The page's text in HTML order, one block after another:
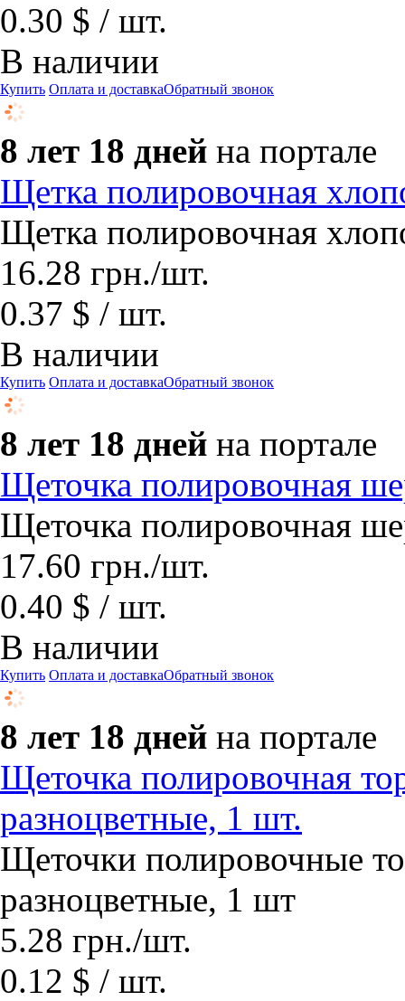
0.30 $ / шт.
В наличии
Купить Оплата и доставкаОбратный звонок
8 лет 18 дней на портале
Щетка полировочная
Щетка полировочная
16.28 грн./шт.
0.37 $ / шт.
В наличии
Купить Оплата и доставкаОбратный звонок
8 лет 18 дней на портале
Щеточка полировочная
Щеточка полировочная
17.60 грн./шт.
0.40 $ / шт.
В наличии
Купить Оплата и доставкаОбратный звонок
8 лет 18 дней на портале
Щеточка полировочная
разноцветные, 1 шт.
Щеточки полировочные
разноцветные, 1 шт
5.28 грн./шт.
0.12 $ / шт.